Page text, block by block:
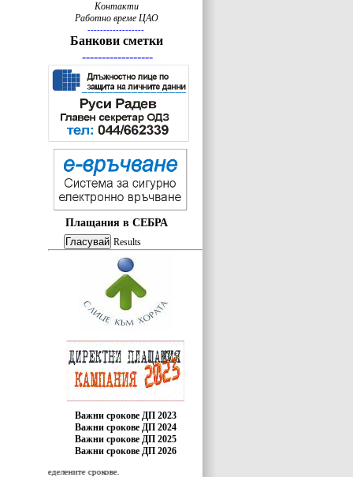
Контакти
Работно време ЦАО
------------------
Банкови сметки
------------------
Плащания в СЕБРА
Results
Важни срокове ДП 2023
Важни срокове ДП 2024
Важни срокове ДП 2025
Важни срокове ДП 2026
срокове.